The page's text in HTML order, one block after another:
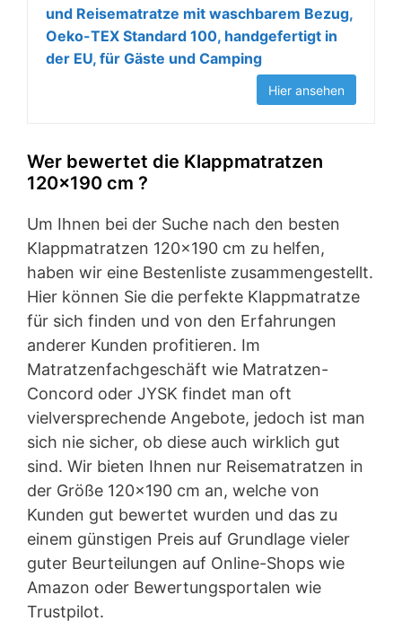
und Reisematratze mit waschbarem Bezug,
Oeko-TEX Standard 100, handgefertigt in
der EU, für Gäste und Camping
Hier ansehen
Wer bewertet die Klappmatratzen
120×190 cm ?
Um Ihnen bei der Suche nach den besten
Klappmatratzen 120×190 cm zu helfen,
haben wir eine Bestenliste zusammengestellt.
Hier können Sie die perfekte Klappmatratze
für sich finden und von den Erfahrungen
anderer Kunden profitieren. Im
Matratzenfachgeschäft wie Matratzen-
Concord oder JYSK findet man oft
vielversprechende Angebote, jedoch ist man
sich nie sicher, ob diese auch wirklich gut
sind. Wir bieten Ihnen nur Reisematratzen in
der Größe 120×190 cm an, welche von
Kunden gut bewertet wurden und das zu
einem günstigen Preis auf Grundlage vieler
guter Beurteilungen auf Online-Shops wie
Amazon oder Bewertungsportalen wie
Trustpilot.